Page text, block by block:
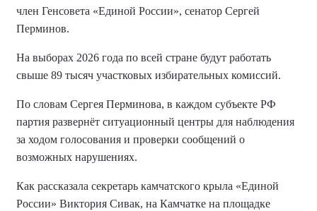
член Генсовета «Единой России», сенатор Сергей
Перминов.
На выборах 2026 года по всей стране будут работать
свыше 89 тысяч участковых избирательных комиссий.
По словам Сергея Перминова, в каждом субъекте РФ
партия развернёт ситуационный центры для наблюдения
за ходом голосования и проверки сообщений о
возможных нарушениях.
Как рассказала секретарь камчатского крыла «Единой
России» Виктория Сивак, на Камчатке на площадке